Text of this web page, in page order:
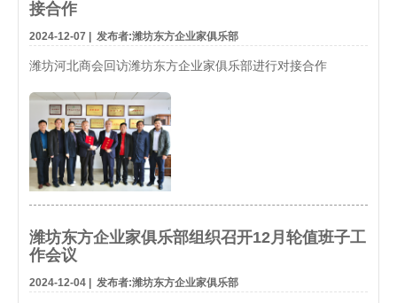
接合作
2024-12-07 发布者:潍坊东方企业家俱乐部
潍坊河北商会回访潍坊东方企业家俱乐部进行对接合作
潍坊东方企业家俱乐部组织召开12月轮值班子工
作会议
2024-12-04 发布者:潍坊东方企业家俱乐部